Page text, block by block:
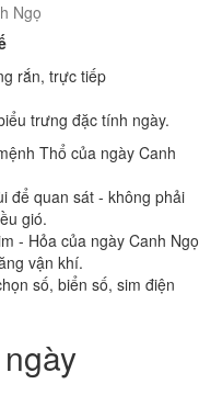
Ngọ
rắn, trực tiếp
trưng đặc tính ngày.
Thổ của ngày Canh
để quan sát - không phải
gió.
- Hỏa của ngày Canh Ngọ
vận khí.
số, biển số, sim điện